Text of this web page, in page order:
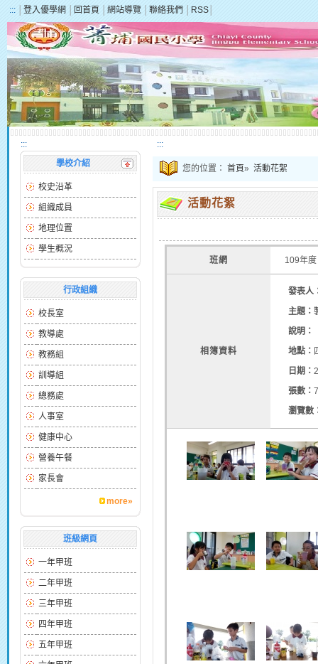
::: 登入優學網 回首頁 網站導覽 聯絡我們 RSS
:::
學校介紹
校史沿革
組織成員
地理位置
學生概況
行政組織
校長室
教導處
教務組
訓導組
總務處
人事室
健康中心
營養午餐
家長會
more»
班級網頁
一年甲班
二年甲班
三年甲班
四年甲班
五年甲班
:::
您的位置： 首頁» 活動花絮
活動花絮
班網 109年
相簿資料
發表人
主題：
說明：
地點：
日期：
張數：
瀏覽數